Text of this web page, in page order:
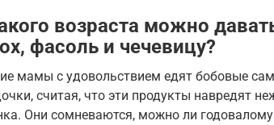
возраста можно
фасоль и чечевицу?
мамы с удовольствием едят бобовые
считая, что эти продукты навредят
Они сомневаются, можно ли годовалому